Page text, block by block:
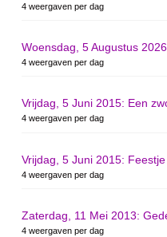
4 weergaven per dag
Woensdag, 5 Augustus
4 weergaven per dag
Vrijdag, 5 Juni 2015: Een
4 weergaven per dag
Vrijdag, 5 Juni 2015: Feestje
4 weergaven per dag
Zaterdag, 11 Mei 2013:
4 weergaven per dag